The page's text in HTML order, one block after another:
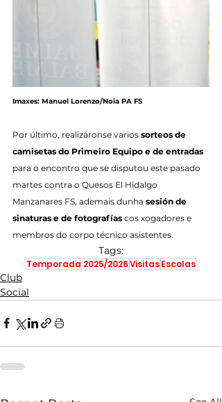
Imaxes: Manuel Lorenzo/Noia PA FS
Por último, realizáronse varios sorteos de
camisetas do Primeiro Equipo e de entradas
para o encontro que se disputou este pasado
martes contra o Quesos El Hidalgo
Manzanares FS, ademais dunha sesión de
sinaturas e de fotografías cos xogadores e
membros do corpo técnico asistentes.
Tags:
Temporada 2025/2026VisitasEscolas
Club
Social